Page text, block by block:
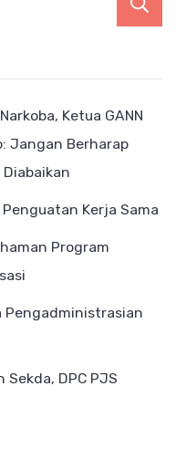
Ketua GANN
Jangan Berharap
Kerja Sama
Program
Pengadministrasian
DPC PJS